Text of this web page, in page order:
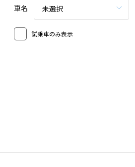
車名 未選択
試乗車のみ表示